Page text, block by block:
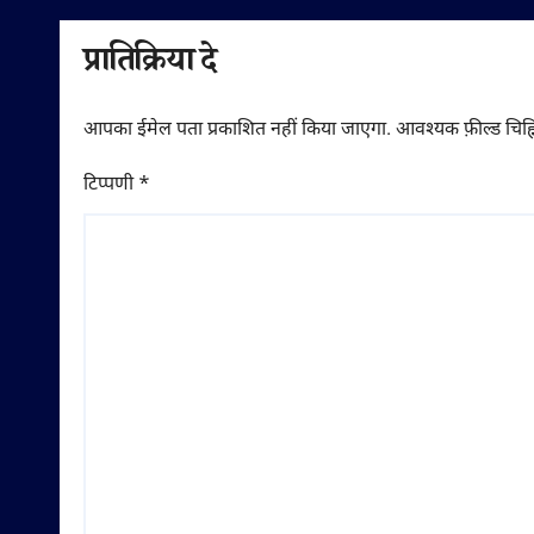
प्रातिक्रिया दे
आपका ईमेल पता प्रकाशित नहीं किया जाएगा. आवश्यक फ़ील्ड
टिप्पणी*